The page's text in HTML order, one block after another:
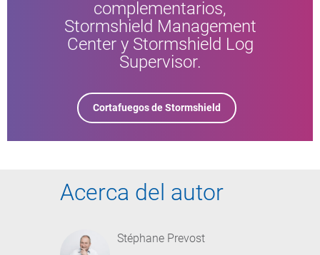
complementarios,
Stormshield Management
Center y Stormshield Log
Supervisor.
Cortafuegos de Stormshield
Acerca del autor
Stéphane Prevost